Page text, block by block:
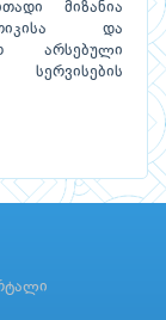
მიზანია
და
არსებული
სერვისების